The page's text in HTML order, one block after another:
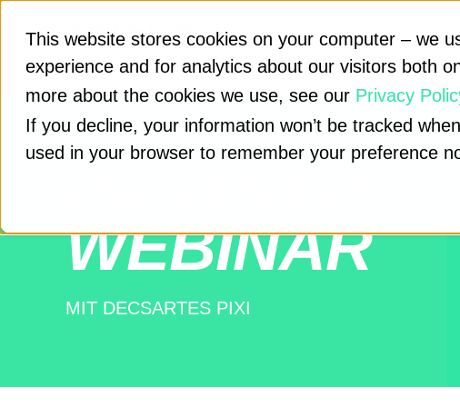
This website stores cookies on your computer – we
experience and for analytics about our visitors both
more about the cookies we use, see our Privacy
If you decline, your information won’t be tracked
used in your browser to remember your preference
WEBINAR
MIT DECSARTES PIXI